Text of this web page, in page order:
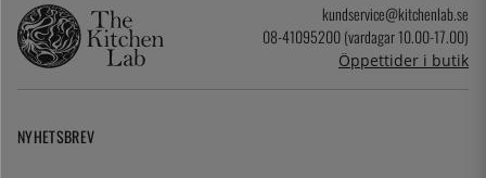
kundservice@kitchenlab.se
08-41095200 (vardagar 10.00-17.00)
Öppettider i butik
NYHETSBREV